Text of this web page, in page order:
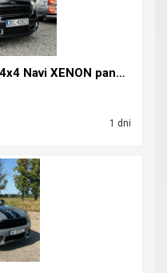
Mini Countryman 1.6 ALL4 4x4 Navi XENON panorama
1 dni